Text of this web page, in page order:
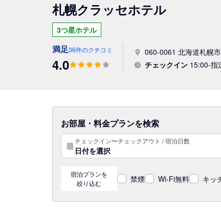
札幌クラッセホテル
3つ星ホテル
060-0061 北海道札幌
チェックイン 15:00-指
満足36件のクチコミ
4.0
お部屋・料金プランを検索
チェックイン〜チェックアウト / 宿泊日数
日付を選択
宿泊プランを
絞り込む
禁煙 Wi-Fi無料 キッ